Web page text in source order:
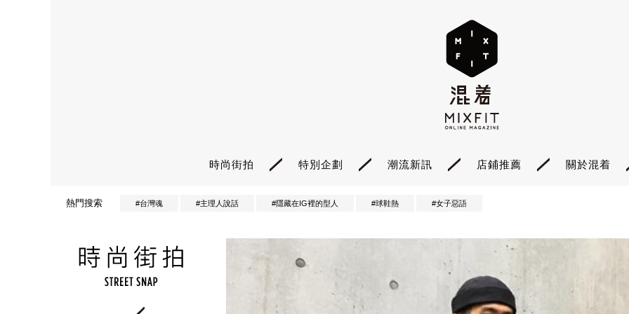
時尚街拍 特別企劃 潮流新訊 店鋪推薦 關於混着
熱門搜索 #台灣魂 #主理人說話 #隱藏在IG裡的型人 #球鞋熱 #女子惡語